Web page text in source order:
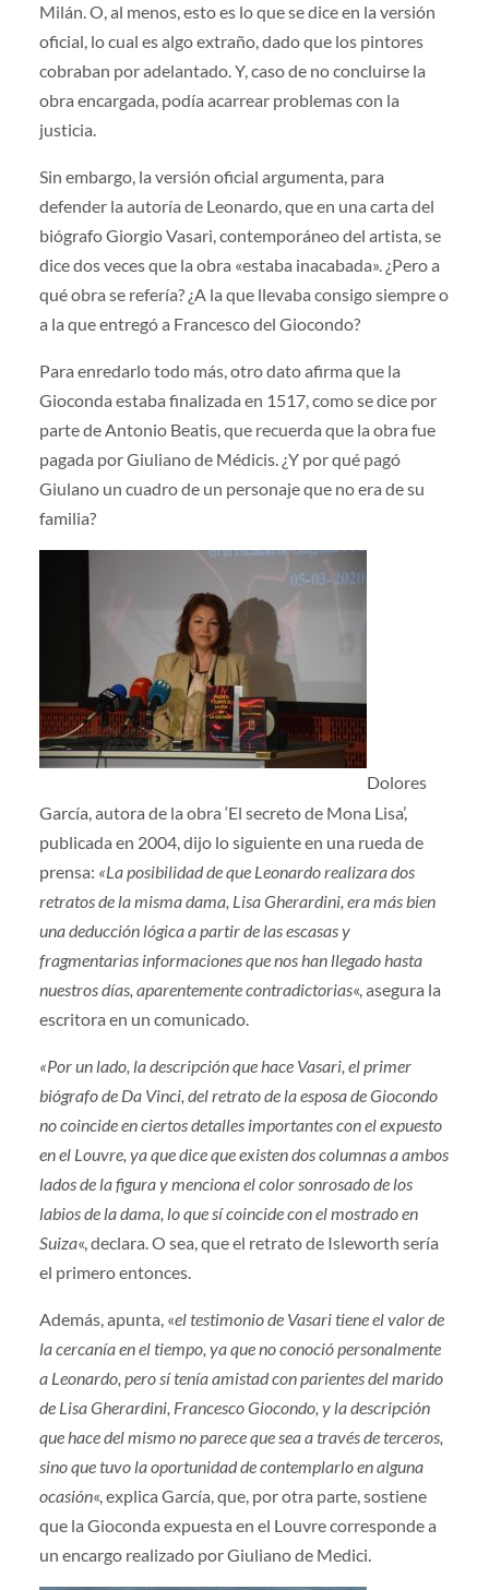
Milán. O, al menos, esto es lo que se dice en la versión
oficial, lo cual es algo extraño, dado que los pintores
cobraban por adelantado. Y, caso de no concluirse la
obra encargada, podía acarrear problemas con la
justicia.
Sin embargo, la versión oficial argumenta, para
defender la autoría de Leonardo, que en una carta del
biógrafo Giorgio Vasari, contemporáneo del artista, se
dice dos veces que la obra «estaba inacabada». ¿Pero a
qué obra se refería? ¿A la que llevaba consigo siempre o
a la que entregó a Francesco del Giocondo?
Para enredarlo todo más, otro dato afirma que la
Gioconda estaba finalizada en 1517, como se dice por
parte de Antonio Beatis, que recuerda que la obra fue
pagada por Giuliano de Médicis. ¿Y por qué pagó
Giulano un cuadro de un personaje que no era de su
familia?
Dolores
García, autora de la obra ‘El secreto de Mona Lisa’,
publicada en 2004, dijo lo siguiente en una rueda de
prensa: «La posibilidad de que Leonardo realizara dos
retratos de la misma dama, Lisa Gherardini, era más bien
una deducción lógica a partir de las escasas y
fragmentarias informaciones que nos han llegado hasta
nuestros días, aparentemente contradictorias«, asegura la
escritora en un comunicado.
«Por un lado, la descripción que hace Vasari, el primer
biógrafo de Da Vinci, del retrato de la esposa de Giocondo
no coincide en ciertos detalles importantes con el expuesto
en el Louvre, ya que dice que existen dos columnas a ambos
lados de la figura y menciona el color sonrosado de los
labios de la dama, lo que sí coincide con el mostrado en
Suiza«, declara. O sea, que el retrato de Isleworth sería
el primero entonces.
Además, apunta, «el testimonio de Vasari tiene el valor de
la cercanía en el tiempo, ya que no conoció personalmente
a Leonardo, pero sí tenía amistad con parientes del marido
de Lisa Gherardini, Francesco Giocondo, y la descripción
que hace del mismo no parece que sea a través de terceros,
sino que tuvo la oportunidad de contemplarlo en alguna
ocasión«, explica García, que, por otra parte, sostiene
que la Gioconda expuesta en el Louvre corresponde a
un encargo realizado por Giuliano de Medici.